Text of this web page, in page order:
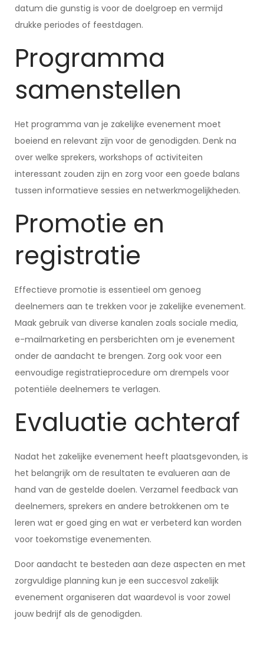
datum die gunstig is voor de doelgroep en vermijd
drukke periodes of feestdagen.
Programma
samenstellen
Het programma van je zakelijke evenement moet
boeiend en relevant zijn voor de genodigden. Denk na
over welke sprekers, workshops of activiteiten
interessant zouden zijn en zorg voor een goede balans
tussen informatieve sessies en netwerkmogelijkheden.
Promotie en
registratie
Effectieve promotie is essentieel om genoeg
deelnemers aan te trekken voor je zakelijke evenement.
Maak gebruik van diverse kanalen zoals sociale media,
e-mailmarketing en persberichten om je evenement
onder de aandacht te brengen. Zorg ook voor een
eenvoudige registratieprocedure om drempels voor
potentiële deelnemers te verlagen.
Evaluatie achteraf
Nadat het zakelijke evenement heeft plaatsgevonden, is
het belangrijk om de resultaten te evalueren aan de
hand van de gestelde doelen. Verzamel feedback van
deelnemers, sprekers en andere betrokkenen om te
leren wat er goed ging en wat er verbeterd kan worden
voor toekomstige evenementen.
Door aandacht te besteden aan deze aspecten en met
zorgvuldige planning kun je een succesvol zakelijk
evenement organiseren dat waardevol is voor zowel
jouw bedrijf als de genodigden.